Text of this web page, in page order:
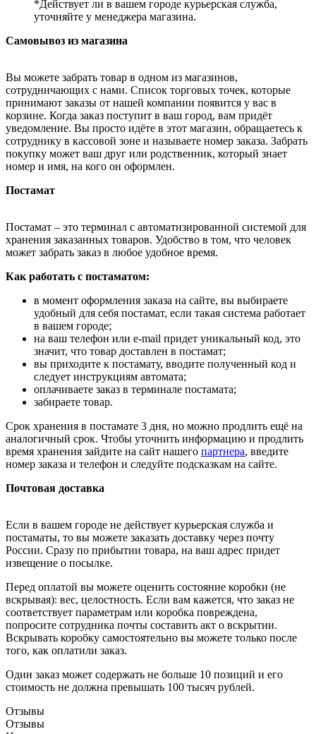
*Действует ли в вашем городе курьерская служба,
уточняйте у менеджера магазина.
Самовывоз из магазина
Вы можете забрать товар в одном из магазинов,
сотрудничающих с нами. Список торговых точек, которые
принимают заказы от нашей компании появится у вас в
корзине. Когда заказ поступит в ваш город, вам придёт
уведомление. Вы просто идёте в этот магазин, обращаетесь к
сотруднику в кассовой зоне и называете номер заказа. Забрать
покупку может ваш друг или родственник, который знает
номер и имя, на кого он оформлен.
Постамат
Постамат – это терминал с автоматизированной системой для
хранения заказанных товаров. Удобство в том, что человек
может забрать заказ в любое удобное время.
Как работать с постаматом:
в момент оформления заказа на сайте, вы выбираете
удобный для себя постамат, если такая система работает
в вашем городе;
на ваш телефон или e-mail придет уникальный код, это
значит, что товар доставлен в постамат;
вы приходите к постамату, вводите полученный код и
следует инструкциям автомата;
оплачиваете заказ в терминале постамата;
забираете товар.
Срок хранения в постамате 3 дня, но можно продлить ещё на
аналогичный срок. Чтобы уточнить информацию и продлить
время хранения зайдите на сайт нашего партнера, введите
номер заказа и телефон и следуйте подсказкам на сайте.
Почтовая доставка
Если в вашем городе не действует курьерская служба и
постаматы, то вы можете заказать доставку через почту
России. Сразу по прибытии товара, на ваш адрес придет
извещение о посылке.
Перед оплатой вы можете оценить состояние коробки (не
вскрывая): вес, целостность. Если вам кажется, что заказ не
соответствует параметрам или коробка повреждена,
попросите сотрудника почты составить акт о вскрытии.
Вскрывать коробку самостоятельно вы можете только после
того, как оплатили заказ.
Один заказ может содержать не больше 10 позиций и его
стоимость не должна превышать 100 тысяч рублей.
Отзывы
Отзывы